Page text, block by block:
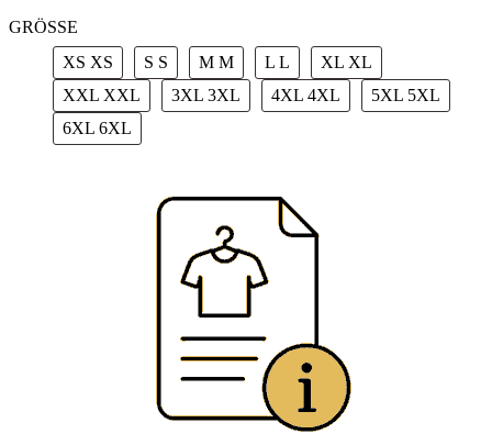
GRÖSSE
XS XS S S M M L L XL XL
XXL XXL 3XL 3XL 4XL 4XL 5XL 5XL
6XL 6XL